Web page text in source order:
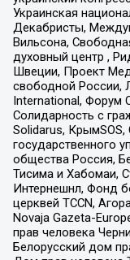
Украинская
Декабристы,
Вильсона,
духовный центр ,
Швеции, Проект
свободной России,
International, Форум
Солидарность с
Solidarus, КрымSOS,
государственного
общества Россия,
Тисима и Хабомаи,
Интернешнл, Фонд
церквей TCCN,
Novaja Gazeta-
прав человека
Белорусский дом